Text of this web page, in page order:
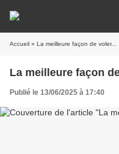
Accueil » La meilleure façon de voler...
La meilleure façon
Publié le 13/06/2025 à 17:40